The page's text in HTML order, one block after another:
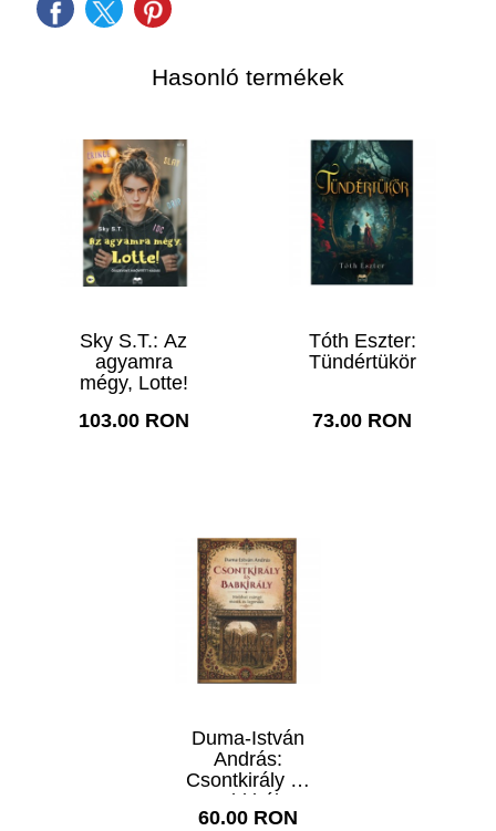
Hasonló termékek
Sky S.T.: Az
agyamra
mégy, Lotte!
103.00 RON
Tóth Eszter:
Tündértükör
73.00 RON
Duma-István
András:
Csontkirály és
Babkirály
60.00 RON